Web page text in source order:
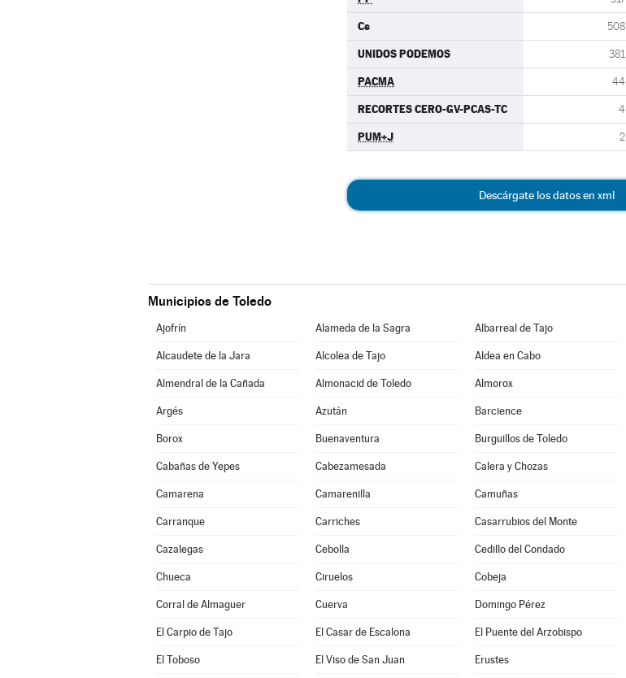
Cs 508
UNIDOS PODEMOS 381
PACMA 44
RECORTES CERO-GV-PCAS-TC 4
PUM+J 2
Descárgate los datos en xml
Municipios de Toledo
Ajofrín Alameda de la Sagra Albarreal de Tajo
Alcaudete de la Jara Alcolea de Tajo Aldea en Cabo
Almendral de la Cañada Almonacid de Toledo Almorox
Argés Azután Barcience
Borox Buenaventura Burguillos de Toledo
Cabañas de Yepes Cabezamesada Calera y Chozas
Camarena Camarenilla Camuñas
Carranque Carriches Casarrubios del Monte
Cazalegas Cebolla Cedillo del Condado
Chueca Ciruelos Cobeja
Corral de Almaguer Cuerva Domingo Pérez
El Carpio de Tajo El Casar de Escalona El Puente del Arzobispo
El Toboso El Viso de San Juan Erustes